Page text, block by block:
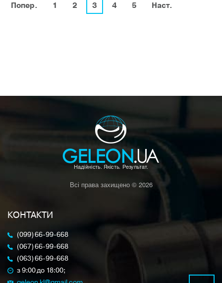
Попер. 1 2 3 4 5 Наст.
Всі права захищено © 2026
КОНТАКТИ
(099) 66-99-668
(067) 66-99-668
(063) 66-99-668
з 9:00 до 18:00;